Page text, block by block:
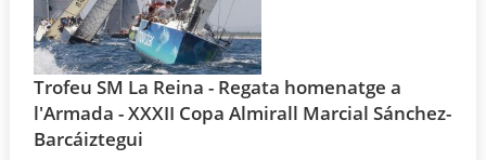
Trofeu SM La Reina - Regata homenatge a
l'Armada - XXXII Copa Almirall Marcial Sánchez-
Barcáiztegui